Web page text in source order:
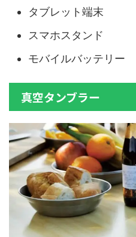
タブレット端末
スマホスタンド
モバイルバッテリー
真空タンブラー